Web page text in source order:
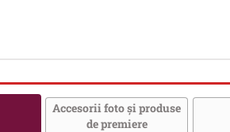
Accesorii foto şi produse
de premiere